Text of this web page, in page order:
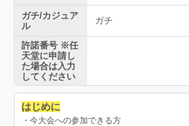
ガチ/カジュア
ル
ガチ
許諾番号 ※任
天堂に申請し
た場合は入力
してください
はじめに
・今大会への参加できる方